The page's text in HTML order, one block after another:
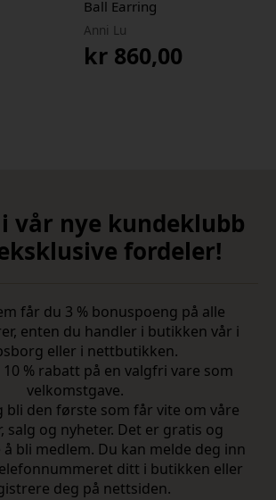
Ball Earring
Anni Lu
kr860,00
vår nye kundeklubb
fordeler!
får du 3 % bonuspoeng på alle
enten du handler i butikken vår i
eller i nettbutikken.
% rabatt på en valgfri vare som
velkomstgave.
bli den første som får vite om våre
salg og nyheter. Det er gratis og
bli medlem. Du kan melde deg inn
ditt i butikken eller
deg på nettsiden.